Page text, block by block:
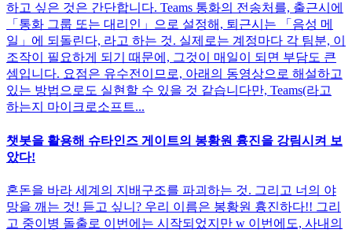
하고 싶은 것은 간단합니다. Teams 통화의 전송처를, 출근시에
「통화 그룹 또는 대리인」으로 설정해, 퇴근시는 「음성 메
일」에 되돌린다, 라고 하는 것. 실제로는 계정마다 각 팀분, 이
조작이 필요하게 되기 때문에, 그것이 매일이 되면 부담도 큰
셈입니다. 요점은 유수전이므로, 아래의 동영상으로 해설하고
있는 방법으로도 실현할 수 있을 것 같습니다만, Teams(라고
하는지 마이크로소프트...
챗봇을 활용해 슈타인즈 게이트의 봉황원 흉진을 강림시켜 보
았다!
혼돈을 바라 세계의 지배구조를 파괴하는 것. 그리고 너의 야
망을 깨는 것! 듣고 싶니? 우리 이름은 봉황원 흉진하다!! 그리
고 중이병 돌출로 이번에는 시작되었지만 w 이번에도, 사내의